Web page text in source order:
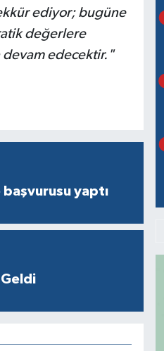
ediyor; bugüne
değerlere
devam edecektir."
yaptı